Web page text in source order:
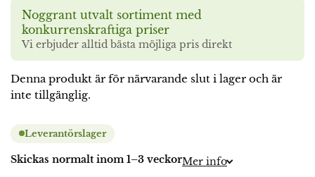
Noggrant utvalt sortiment med
konkurrenskraftiga priser
Vi erbjuder alltid bästa möjliga pris direkt
Denna produkt är för närvarande slut i lager och är
inte tillgänglig.
Leverantörslager
Skickas normalt inom 1–3 veckorMer info